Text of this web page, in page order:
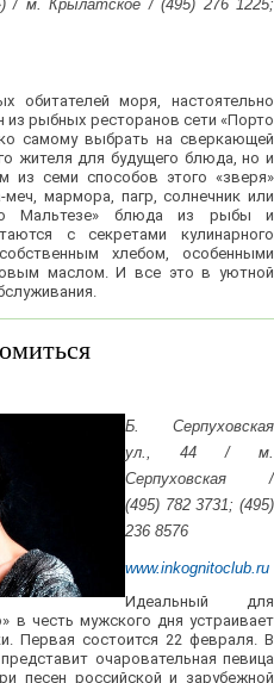
/ м. Крылатское / (495) 276 1225;
обитателей моря, настоятельно
из рыбных ресторанов сети «Порто
самому выбрать на сверкающей
жителя для будущего блюда, но и
из семи способов этого «зверя»
мармора, пагр, солнечник или
Мальтезе» блюда из рыбы и
с секретами кулинарного
хлебом, особенными
маслом. И все это в уютной
Б. Серпуховская
ул., 44 / м.
Серпуховская /
(495) 782 3731; (495)
236 8576
www.inkognitoclub.ru
Идеальный для
в честь мужского дня устраивает
Первая состоится 22 февраля. В
очаровательная певица
песен российской и зарубежной